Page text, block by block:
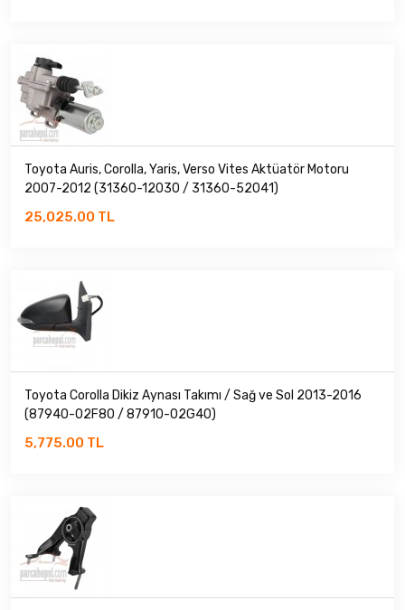
TATA
TOYOTA
Toyota Auris, Corolla, Yaris, Verso Vites Aktüatör Motoru
2007-2012 (31360-12030 / 31360-52041)
25,025.00 TL
Toyota Corolla Dikiz Aynası Takımı / Sağ ve Sol 2013-2016
(87940-02F80 / 87910-02G40)
5,775.00 TL